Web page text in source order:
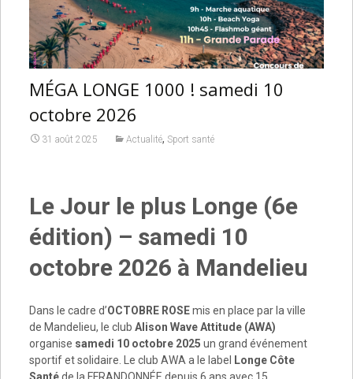
MÉGA LONGE 1000 ! samedi 10
octobre 2026
31 août 2025 Actualité, Sport santé
Le Jour le plus Longe (6e
édition) – samedi 10
octobre 2026 à Mandelieu
Dans le cadre d’OCTOBRE ROSEmis en place par la ville
de Mandelieu, le club Alison Wave Attitude (AWA)
organise samedi 10 octobre 2025 un grand événement
sportif et solidaire. Le club AWA a le label
Longe Côte
Santéde la FFRANDONNÉE depuis 6 ans avec 15